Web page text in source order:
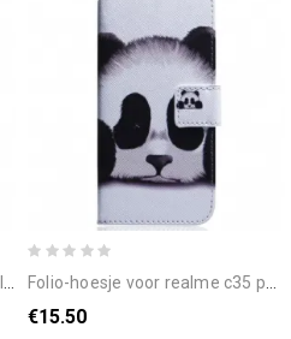
folio-hoesje voor realme c35 panda
€15.50